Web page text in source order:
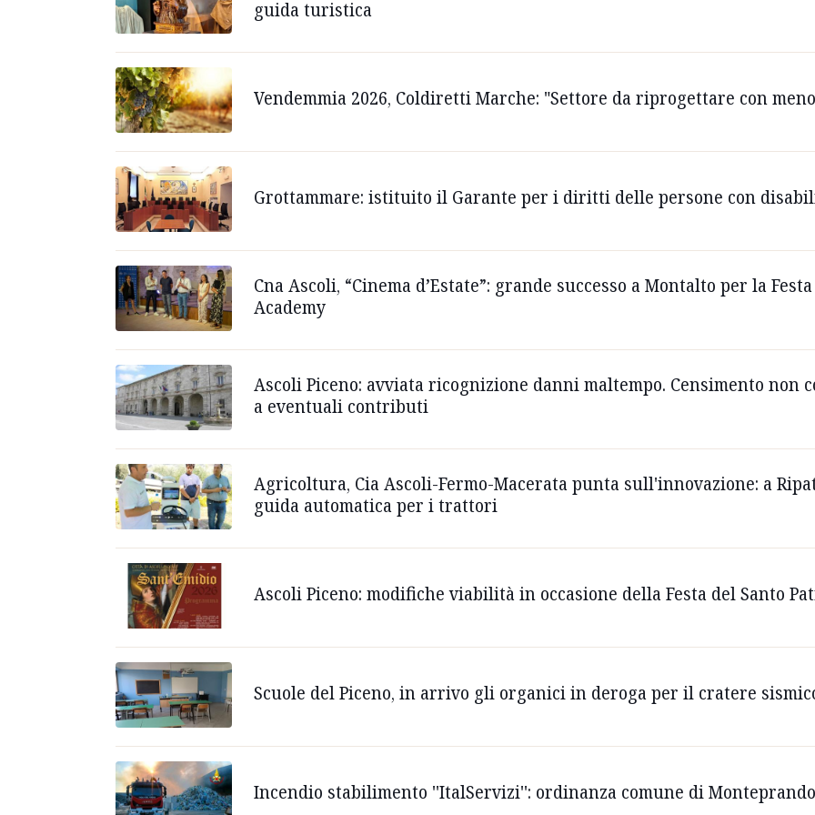
guida turistica
Vendemmia 2026, Coldiretti Marche: "Settore da riprogettare con
Grottammare: istituito il Garante per i diritti delle persone con
Cna Ascoli, “Cinema d’Estate”: grande successo a Montalto per la
Academy
Ascoli Piceno: avviata ricognizione danni maltempo. Censimento
a eventuali contributi
Agricoltura, Cia Ascoli-Fermo-Macerata punta sull'innovazione: a
guida automatica per i trattori
Ascoli Piceno: modifiche viabilità in occasione della Festa del Santo
Scuole del Piceno, in arrivo gli organici in deroga per il cratere
Incendio stabilimento ''ItalServizi'': ordinanza comune di